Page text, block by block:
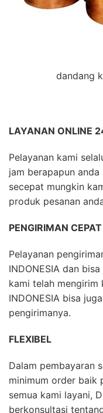
dandang
LAYANAN ONLINE
Pelayanan kami
jam berapapun
secepat mungkin
produk pesanan
PENGIRIMAN
Pelayanan
INDONESIA dan
kami telah
INDONESIA bisa
pengirimanya.
FLEXIBEL
Dalam pembayaran
minimum order baik
semua kami layani,
berkonsultasi